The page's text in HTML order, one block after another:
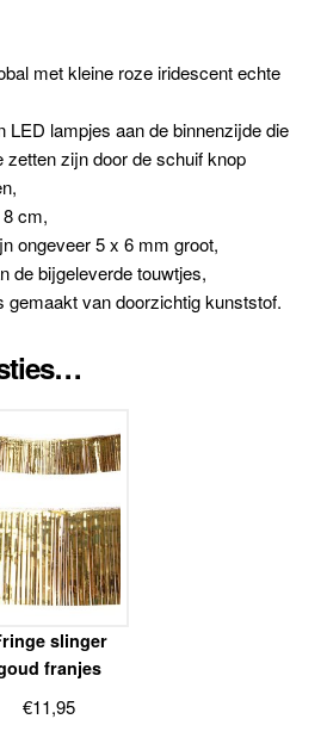
met kleine roze iridescent echte
LED lampjes aan de binnenzijde die
zetten zijn door de schuif knop
cm,
ongeveer 5 x 6 mm groot,
de bijgeleverde touwtjes,
gemaakt van doorzichtig kunststof.
slinger
franjes
€11,95